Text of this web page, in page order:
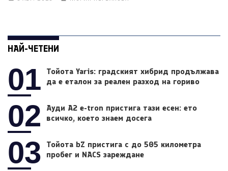
НАЙ-ЧЕТЕНИ
01
Тойота Yaris: градският хибрид продължава
да е еталон за реален разход на гориво
02
Ауди A2 e-tron пристига тази есен: ето
всичко, което знаем досега
03
Тойота bZ пристига с до 505 километра
пробег и NACS зареждане